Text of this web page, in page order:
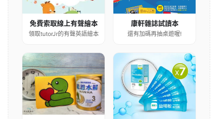
免費索取線上有聲繪本
領取tutorJr的有聲英語繪本
康軒雜誌試讀本
還有加碼再抽桌遊喔!